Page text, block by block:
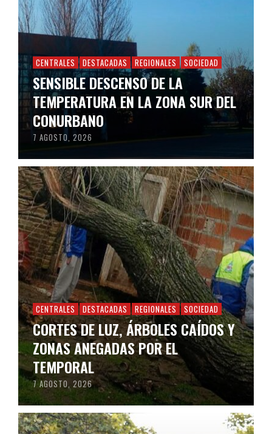
CENTRALES DESTACADAS REGIONALES SOCIEDAD
SENSIBLE DESCENSO DE LA
TEMPERATURA EN LA ZONA SUR DEL
CONURBANO
7 AGOSTO, 2026
CENTRALES DESTACADAS REGIONALES SOCIEDAD
CORTES DE LUZ, ÁRBOLES CAÍDOS Y
ZONAS ANEGADAS POR EL
TEMPORAL
7 AGOSTO, 2026